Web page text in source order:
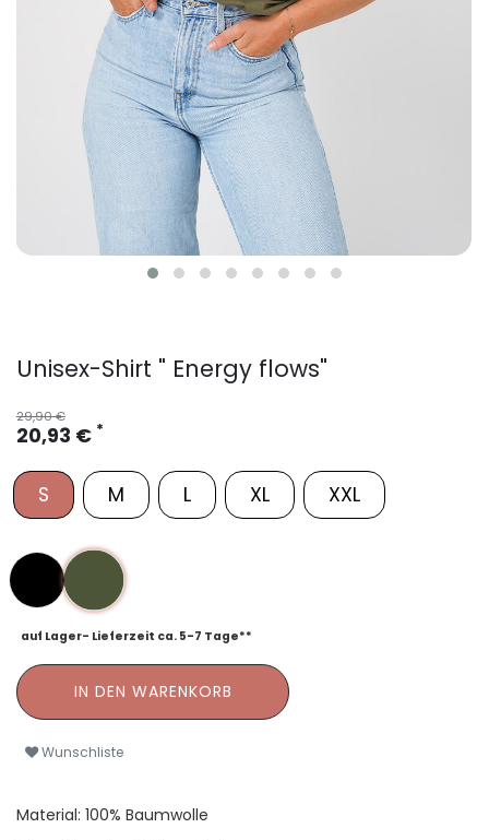
Unisex-Shirt " Energy flows"
29,90 €
20,93 € *
S M L XL XXL
auf Lager- Lieferzeit ca. 5-7 Tage**
IN DEN WARENKORB
Wunschliste
Material: 100% Baumwolle